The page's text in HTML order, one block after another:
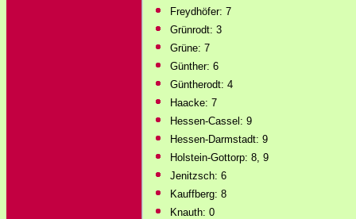
Freydhöfer: 7
Grünrodt: 3
Grüne: 7
Günther: 6
Güntherodt: 4
Haacke: 7
Hessen-Cassel: 9
Hessen-Darmstadt: 9
Holstein-Gottorp: 8, 9
Jenitzsch: 6
Kauffberg: 8
Knauth: 0